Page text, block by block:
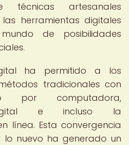
técnicas artesanales
herramientas digitales
de posibilidades
ha permitido a los
tradicionales con
por computadora,
e incluso la
línea. Esta convergencia
nuevo ha generado un